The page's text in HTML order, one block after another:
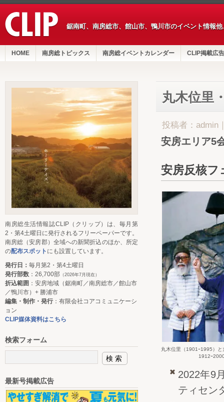
鋸南町、南房総市、館山市、鴨川市のイベント情報
HOME 南房総トピックス 南房総イベントカレンダー CLIP掲載広告
丸木位里
投稿者：admin
安房エリア5
安房反核フ
丸木位里（1901ｰ1995）と
1912ｰ
2022年9
ティセ
南房総生活情報誌CLIP（クリップ）は、毎月第
2・第4土曜日に発行されるフリーペーパーです。
南房総（安房郡）全域への新聞折込のほか、所定
の配布スポット にも設置しています。
発行日： 毎月第2・第4土曜日
発行部数 ：26,700部 （2026年7月現在）
折込範囲 ：安房地域（鋸南町／南房総市／館山市
／鴨川市）+ 勝浦市
編集・制作・発行：有限会社コアコミュニケーシ
ョン
CLIP媒体資料はこちら
検索フォーム
最新号掲載広告